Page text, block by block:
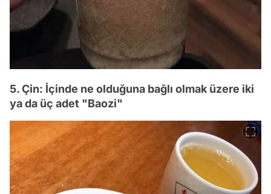
5. Çin: İçinde ne olduğuna bağlı olmak üzere iki
ya da üç adet "Baozi"